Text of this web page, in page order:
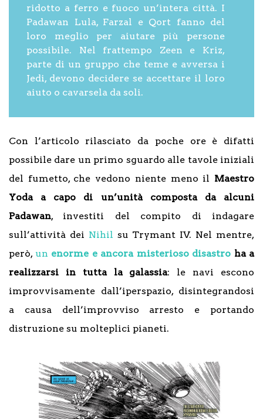
ridotto a ferro e fuoco un’intera città. I
Padawan Lula, Farzal e Qort fanno del
loro meglio per aiutare più persone
possibile. Nel frattempo Zeen e Kriz,
parte di un gruppo che teme e avversa i
Jedi, devono decidere se accettare il loro
aiuto o cavarsela da soli.
Con l’articolo rilasciato da poche ore è difatti
possibile dare un primo sguardo alle tavole iniziali
del fumetto, che vedono niente meno il Maestro
Yoda a capo di un’unità composta da alcuni
Padawan, investiti del compito di indagare
sull’attività dei Nihil su Trymant IV. Nel mentre,
però, un enorme e ancora misterioso disastro ha a
realizzarsi in tutta la galassia: le navi escono
improvvisamente dall’iperspazio, disintegrandosi
a causa dell’improvviso arresto e portando
distruzione su molteplici pianeti.